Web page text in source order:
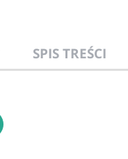
SPIS TREŚCI